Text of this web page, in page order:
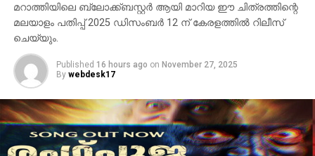
മറാത്തിയിലെ ബ്ലോക്ക്ബസ്റ്റർ ആയി മാറിയ ഈ ചിത്രത്തിന്റെ
മലയാളം പതിപ്പ് 2025 ഡിസംബർ 12 ന് കേരളത്തിൽ റിലീസ്
ചെയ്യും.
Published 16 hours ago on November 27, 2025
By webdesk17